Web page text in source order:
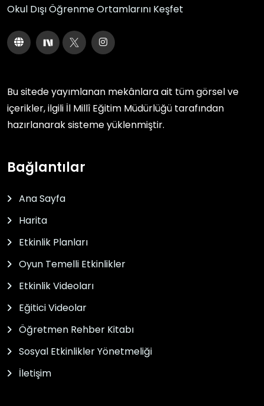
Okul Dışı Öğrenme Ortamlarını Keşfet
Bu sitede yayımlanan mekânlara ait tüm görsel ve
içerikler, ilgili İl Millî Eğitim Müdürlüğü tarafından
hazırlanarak sisteme yüklenmiştir.
Bağlantılar
Ana Sayfa
Harita
Etkinlik Planları
Oyun Temelli Etkinlikler
Etkinlik Videoları
Eğitici Videolar
Öğretmen Rehber Kitabı
Sosyal Etkinlikler Yönetmeliği
İletişim